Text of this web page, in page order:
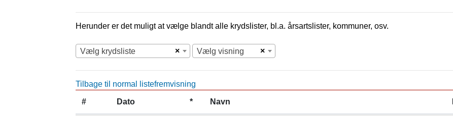
Herunder er det muligt at vælge blandt alle krydslister, bl.a. årsartslister, kommuner, osv.
×
Vælg krydsliste ×
Vælg visning
Tilbage til normal listefremvisning
# Dato * Navn